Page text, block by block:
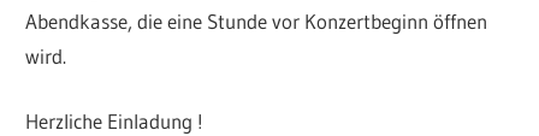
Abendkasse, die eine Stunde vor Konzertbeginn öffnen
wird.
Herzliche Einladung !